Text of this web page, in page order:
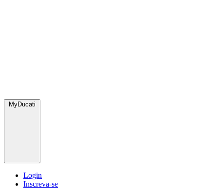
MyDucati
Login
Inscreva-se